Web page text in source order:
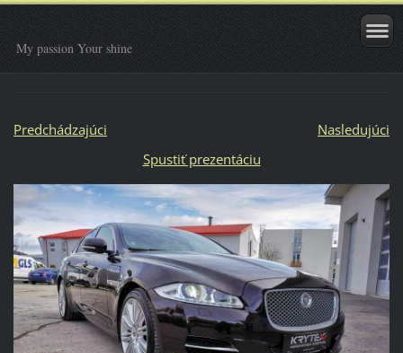
My passion Your shine
Predchádzajúci
Nasledujúci
Spustiť prezentáciu